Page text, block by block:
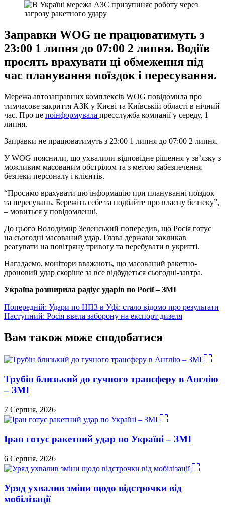
Заправки WOG не працюватимуть з
23:00 1 липня до 07:00 2 липня. Водіїв
просять врахувати ці обмеження під
час планування поїздок і пересування.
Мережа автозаправних комплексів WOG повідомила про
тимчасове закриття АЗК у Києві та Київській області в нічний
час. Про це поінформувала пресслужба компанії у середу, 1
липня.
Заправки не працюватимуть з 23:00 1 липня до 07:00 2 липня.
У WOG пояснили, що ухвалили відповідне рішення у зв’язку з
можливим масованим обстрілом та з метою забезпечення
безпеки персоналу і клієнтів.
“Просимо врахувати цю інформацію при плануванні поїздок
та пересувань. Бережіть себе та подбайте про власну безпеку”,
– мовиться у повідомленні.
До цього Володимир Зеленський попередив, що Росія готує
на сьогодні масований удар. Глава держави закликав
реагувати на повітряну тривогу та перебувати в укритті.
Нагадаємо, монітори вважають, що масований ракетно-
дроновий удар скоріше за все відбудеться сьогодні-завтра.
Україна розширила радіус ударів по Росії – ЗМІ
Навігація
записів
Попередній: Удари по НПЗ в Уфі: стало відомо про результати
Наступний: Росія ввела заборону на експорт дизеля
Вам також може сподобатися
Трубін близький до гучного трансферу в Англію
– ЗМІ
7 Серпня, 2026
Іран готує ракетний удар по Україні – ЗМІ
6 Серпня, 2026
Уряд ухвалив зміни щодо відстрочки від
мобілізації